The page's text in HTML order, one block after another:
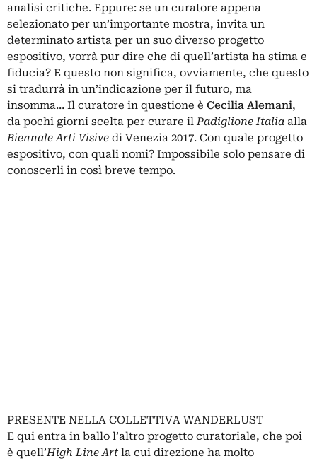
analisi critiche. Eppure: se un curatore appena
selezionato per un’importante mostra, invita un
determinato artista per un suo diverso progetto
espositivo, vorrà pur dire che di quell’artista ha stima e
fiducia? E questo non significa, ovviamente, che questo
si tradurrà in un’indicazione per il futuro, ma
insomma… Il curatore in questione è Cecilia Alemani,
da pochi giorni scelta per curare ilPadiglione Italia alla
Biennale Arti Visive di Venezia 2017. Con quale progetto
espositivo, con quali nomi? Impossibile solo pensare di
conoscerli in così breve tempo.
PRESENTE NELLA COLLETTIVA WANDERLUST
E qui entra in ballo l’altro progetto curatoriale, che poi
è quell’High Line Art la cui direzione ha molto